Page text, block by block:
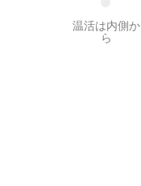
温活は内側か
ら